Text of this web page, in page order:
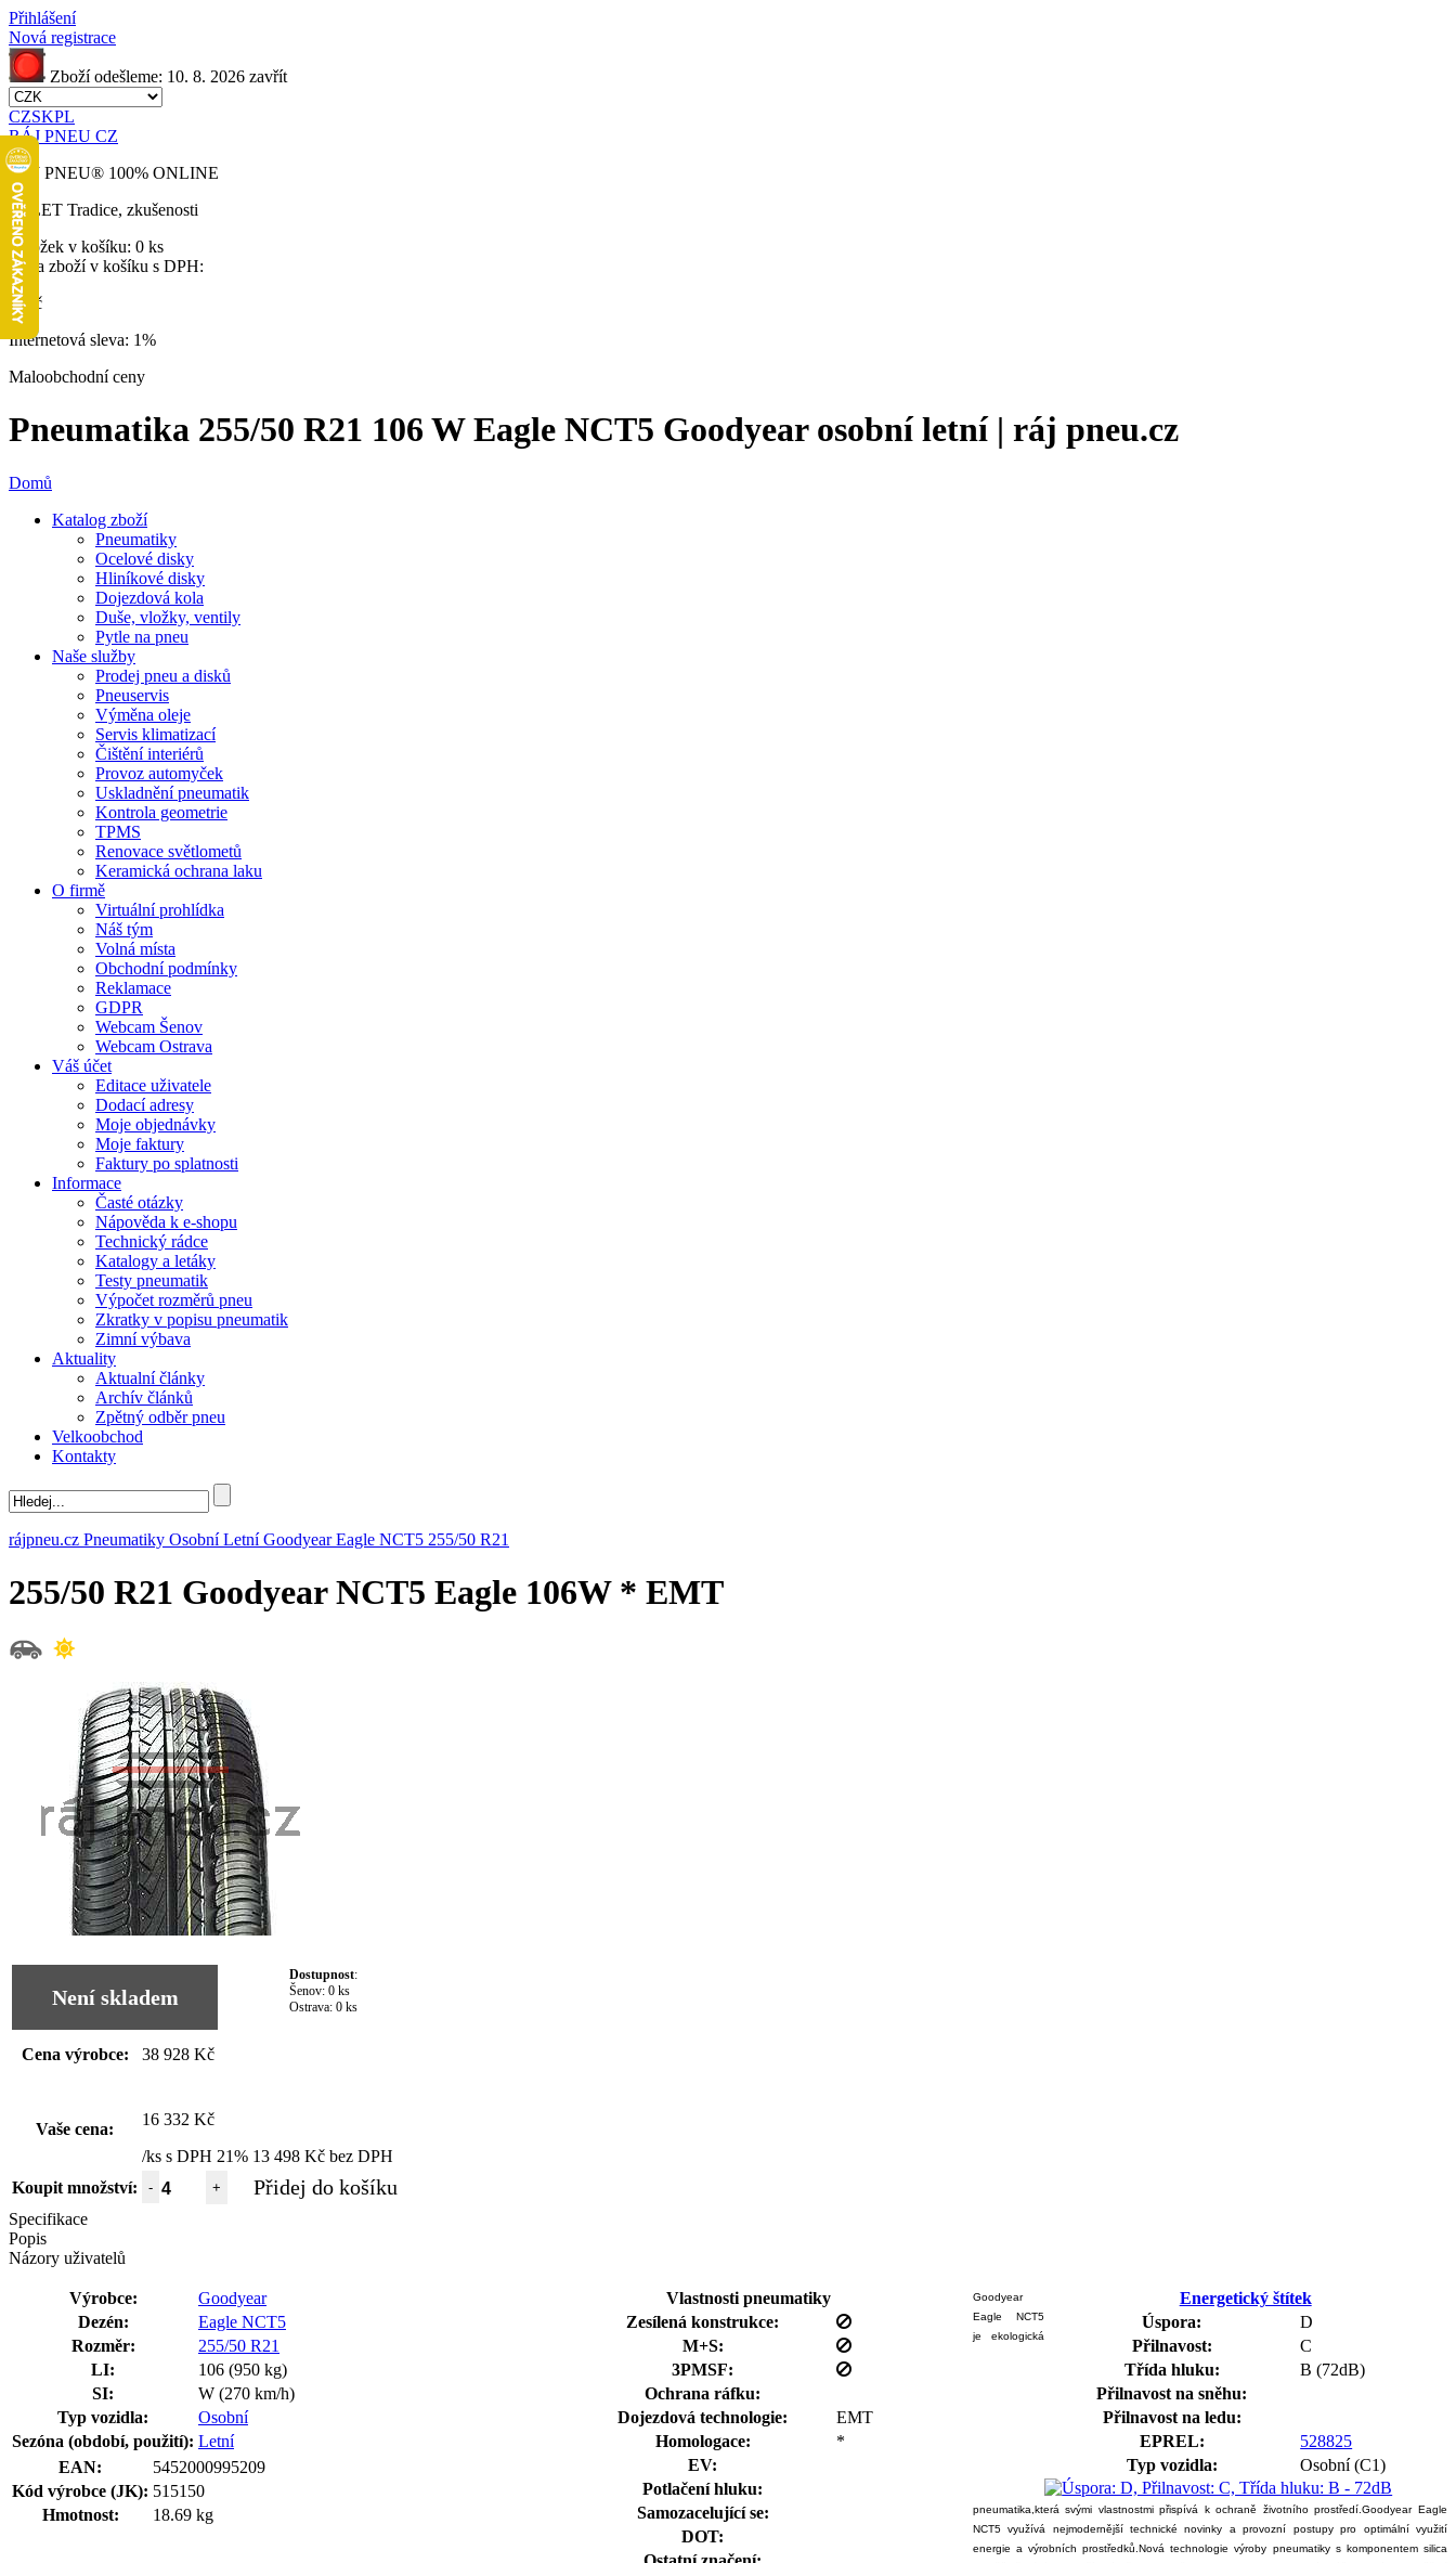
Přihlášení
Nová registrace
Zboží odešleme: 10. 8. 2026 zavřít
CZSKPL
RÁJ PNEU CZ
RÁJ PNEU® 100% ONLINE
32 LET Tradice, zkušenosti
Položek v košíku: 0 ks
Cena zboží v košíku s DPH:
0 Kč
Internetová sleva: 1%
Maloobchodní ceny
Pneumatika 255/50 R21 106 W Eagle NCT5 Goodyear osobní letní | ráj pneu.cz
Domů
Katalog zboží
Pneumatiky
Ocelové disky
Hliníkové disky
Dojezdová kola
Duše, vložky, ventily
Pytle na pneu
Naše služby
Prodej pneu a disků
Pneuservis
Výměna oleje
Servis klimatizací
Čištění interiérů
Provoz automyček
Uskladnění pneumatik
Kontrola geometrie
TPMS
Renovace světlometů
Keramická ochrana laku
O firmě
Virtuální prohlídka
Náš tým
Volná místa
Obchodní podmínky
Reklamace
GDPR
Webcam Šenov
Webcam Ostrava
Váš účet
Editace uživatele
Dodací adresy
Moje objednávky
Moje faktury
Faktury po splatnosti
Informace
Časté otázky
Nápověda k e-shopu
Technický rádce
Katalogy a letáky
Testy pneumatik
Výpočet rozměrů pneu
Zkratky v popisu pneumatik
Zimní výbava
Aktuality
Aktualní články
Archív článků
Zpětný odběr pneu
Velkoobchod
Kontakty
rájpneu.cz Pneumatiky Osobní Letní Goodyear Eagle NCT5 255/50 R21
255/50 R21 Goodyear NCT5 Eagle 106W * EMT
Není skladem
Dostupnost:
Šenov: 0 ks
Ostrava: 0 ks
Cena výrobce: 38 928 Kč
Vaše cena:
16 332 Kč
/ks s DPH 21% 13 498 Kč bez DPH
Koupit množství:
- + Přidej do košíku
Specifikace
Popis
Názory uživatelů
Výrobce:
Goodyear
Dezén:
Eagle NCT5
Rozměr:
255/50 R21
LI:
106 (950 kg)
SI:
W (270 km/h)
Typ vozidla:
Osobní
Sezóna (období, použití): Letní
EAN:
5452000995209
Kód výrobce (JK): 515150
Hmotnost:
18.69 kg
Vlastnosti pneumatiky
Zesílená konstrukce:
M+S:
3PMSF:
Ochrana ráfku:
Dojezdová technologie:
EMT
Homologace:
*
EV:
Potlačení hluku:
Samozacelující se:
DOT:
Energetický štítek
Úspora:
D
Přilnavost:
C
Třída hluku:
B (72dB)
Přilnavost na sněhu:
Přilnavost na ledu:
EPREL:
528825
Typ vozidla:
Osobní (C1)
Goodyear
Eagle NCT5
je ekologická
pneumatika,která svými vlastnostmi přispívá k ochraně životního prostředí.Goodyear Eagle
NCT5 využívá nejmodernější technické novinky a provozní postupy pro optimální využití
energie a výrobních prostředků.Nová technologie výroby pneumatiky s komponentem silica